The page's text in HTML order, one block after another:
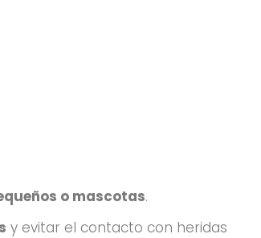
o mascotas.
y evitar el contacto con heridas